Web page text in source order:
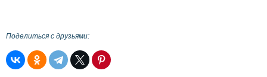
Поделиться с друзьями: